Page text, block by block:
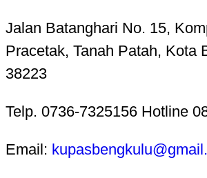
Jalan Batanghari No. 15,
Pracetak, Tanah Patah, Kota
38223
Telp. 0736-7325156 Hotline
Email: